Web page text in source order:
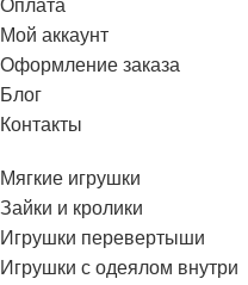
Оплата
Мой аккаунт
Оформление заказа
Блог
Контакты
Мягкие игрушки
Зайки и кролики
Игрушки перевертыши
Игрушки с одеялом внутри